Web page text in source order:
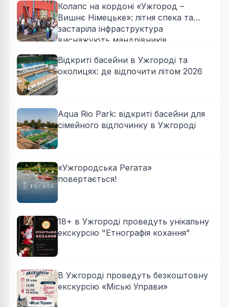
Колапс на кордоні «Ужгород –
Вишнє Німецьке»: літня спека та
застаріла інфраструктура
виснажують мандрівників
Відкриті басейни в Ужгороді та
околицях: де відпочити літом 2026
Aqua Rio Park: відкриті басейни для
сімейного відпочинку в Ужгороді
«Ужгородська Регата»
повертається!
18+ в Ужгороді проведуть унікальну
екскурсію "Етнографія кохання"
В Ужгороді проведуть безкоштовну
екскурсію «Міські Управи»